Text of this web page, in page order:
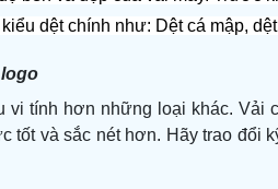
dệt chính như: Dệt cá mập,
vi tính hơn những loại khác.
tốt và sắc nét hơn. Hãy trao